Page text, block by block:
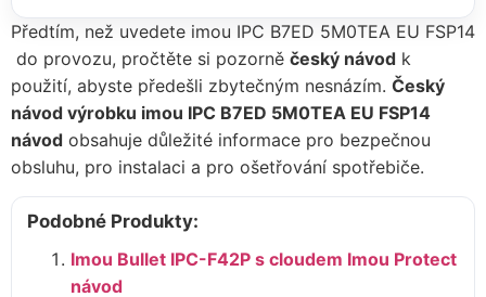
Předtím, než uvedete imou IPC B7ED 5M0TEA EU FSP14
do provozu, pročtěte si pozorně český návod k
použití, abyste předešli zbytečným nesnázím. Český
návod výrobku imou IPC B7ED 5M0TEA EU FSP14
návod obsahuje důležité informace pro bezpečnou
obsluhu, pro instalaci a pro ošetřování spotřebiče.
Podobné Produkty:
Imou Bullet IPC-F42P s cloudem Imou Protect
návod